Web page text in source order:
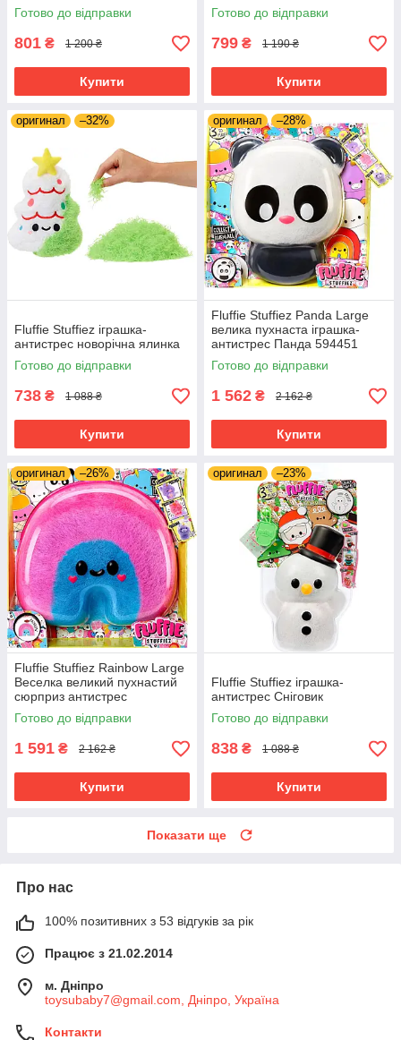
Готово до відправки
801 ₴ 1 200 ₴
Купити
Готово до відправки
799 ₴ 1 190 ₴
Купити
оригинал –32%
Fluffie Stuffiez іграшка-
антистрес новорічна ялинка
Готово до відправки
738 ₴ 1 088 ₴
Купити
оригинал –28%
Fluffie Stuffiez Panda Large
велика пухнаста іграшка-
антистрес Панда 594451
Готово до відправки
1 562 ₴ 2 162 ₴
Купити
оригинал –26%
Fluffie Stuffiez Rainbow Large
Веселка великий пухнастий
сюрприз антистрес
Готово до відправки
1 591 ₴ 2 162 ₴
Купити
оригинал –23%
Fluffie Stuffiez іграшка-
антистрес Сніговик
Готово до відправки
838 ₴ 1 088 ₴
Купити
Показати ще
Про нас
100% позитивних з 53 відгуків за рік
Працює з 21.02.2014
м. Дніпро
toysubaby7@gmail.com, Дніпро, Україна
Контакти